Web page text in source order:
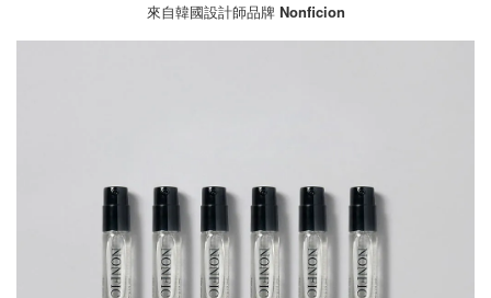
來自韓國設計師品牌Nonficion